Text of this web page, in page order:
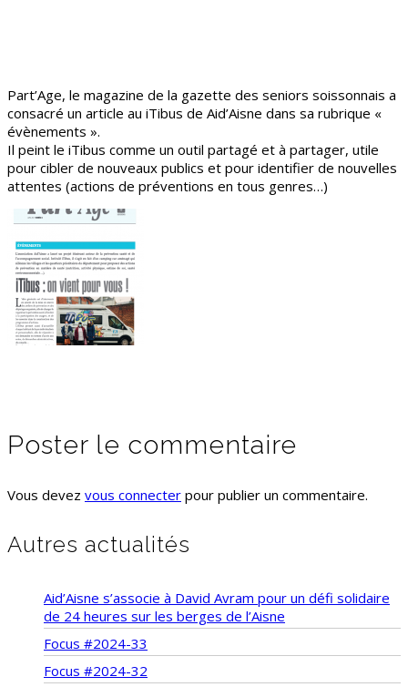
Part’Age, le magazine de la gazette des seniors soissonnais a
consacré un article au iTibus de Aid’Aisne dans sa rubrique «
évènements ».
Il peint le iTibus comme un outil partagé et à partager, utile
pour cibler de nouveaux publics et pour identifier de nouvelles
attentes (actions de préventions en tous genres…)
Poster le commentaire
Vous devez vous connecter pour publier un commentaire.
Autres actualités
Aid’Aisne s’associe à David Avram pour un défi solidaire
de 24 heures sur les berges de l’Aisne
Focus #2024-33
Focus #2024-32